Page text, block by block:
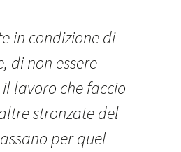
in condizione di
di non essere
lavoro che faccio
stronzate del
per quel